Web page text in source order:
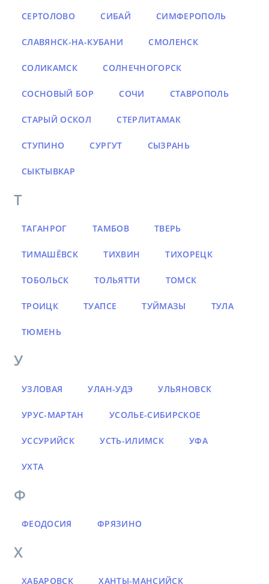
СЕРТОЛОВО СИБАЙ СИМФЕРОПОЛЬ
СЛАВЯНСК-НА-КУБАНИ СМОЛЕНСК
СОЛИКАМСК СОЛНЕЧНОГОРСК
СОСНОВЫЙ БОР СОЧИ СТАВРОПОЛЬ
СТАРЫЙ ОСКОЛ СТЕРЛИТАМАК
СТУПИНО СУРГУТ СЫЗРАНЬ
СЫКТЫВКАР
Т
ТАГАНРОГ ТАМБОВ ТВЕРЬ
ТИМАШЁВСК ТИХВИН ТИХОРЕЦК
ТОБОЛЬСК ТОЛЬЯТТИ ТОМСК
ТРОИЦК ТУАПСЕ ТУЙМАЗЫ ТУЛА
ТЮМЕНЬ
У
УЗЛОВАЯ УЛАН-УДЭ УЛЬЯНОВСК
УРУС-МАРТАН УСОЛЬЕ-СИБИРСКОЕ
УССУРИЙСК УСТЬ-ИЛИМСК УФА
УХТА
Ф
ФЕОДОСИЯ ФРЯЗИНО
Х
ХАБАРОВСК ХАНТЫ-МАНСИЙСК